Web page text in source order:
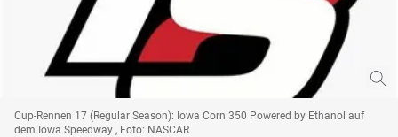
Cup-Rennen 17 (Regular Season): Iowa Corn 350 Powered by Ethanol auf
dem Iowa Speedway , Foto: NASCAR